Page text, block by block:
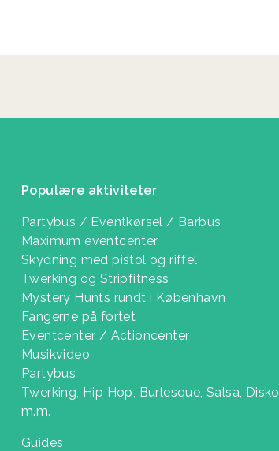
Populære aktiviteter
Partybus / Eventkørsel / Barbus
Maximum eventcenter
Skydning med pistol og riffel
Twerking og Stripfitness
Mystery Hunts rundt i København
Fangerne på fortet
Eventcenter / Actioncenter
Musikvideo
Partybus
Twerking, Hip Hop, Burlesque, Salsa, Disko
m.m.
Guides